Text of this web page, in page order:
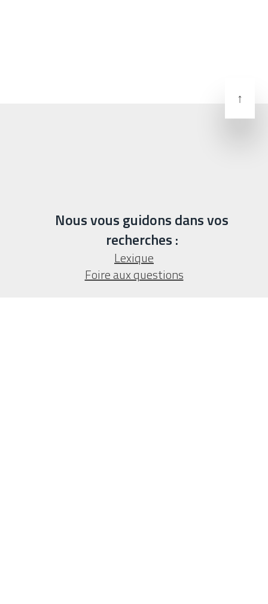
↑
Nous vous guidons dans vos
recherches :
Lexique
Foire aux questions